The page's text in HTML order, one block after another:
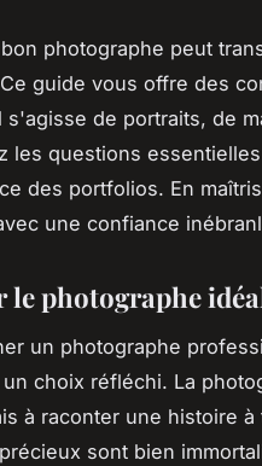
photographe peut
guide vous offre des
s'agisse de portraits, de
les questions
des portfolios. En
une confiance
le photographe
un photographe
choix réfléchi. La
à raconter une histoire
sont bien